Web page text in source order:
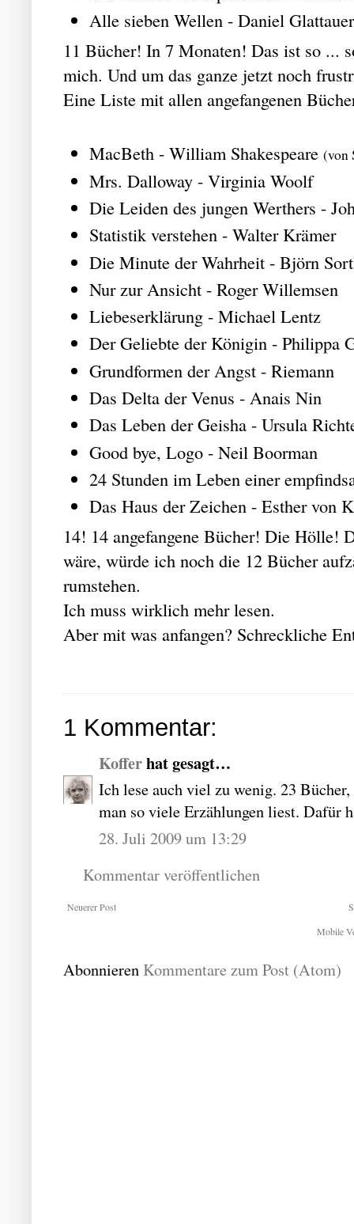
Alle sieben Wellen - Daniel
11 Bücher! In 7 Monaten! Das ist so ...
mich. Und um das ganze jetzt noch
Eine Liste mit allen angefangenen
MacBeth - William Shakespeare (von
Mrs. Dalloway - Virginia Woolf
Die Leiden des jungen Werthers -
Statistik verstehen - Walter Krämer
Die Minute der Wahrheit - Björn
Nur zur Ansicht - Roger Willemsen
Liebeserklärung - Michael Lentz
Der Geliebte der Königin - Philippa
Grundformen der Angst - Riemann
Das Delta der Venus - Anais Nin
Das Leben der Geisha - Ursula
Good bye, Logo - Neil Boorman
24 Stunden im Leben einer
Das Haus der Zeichen - Esther von
14! 14 angefangene Bücher! Die Hölle!
wäre, würde ich noch die 12 Bücher
rumstehen.
Ich muss wirklich mehr lesen.
Aber mit was anfangen? Schreckliche
1 Kommentar:
Kofferhat gesagt…
Ich lese auch viel zu wenig. 23
man so viele Erzählungen liest. Dafür
28. Juli 2009 um 13:29
Kommentar veröffentlichen
Neuerer Post
Mobile
Abonnieren Kommentare zum Post (Atom)